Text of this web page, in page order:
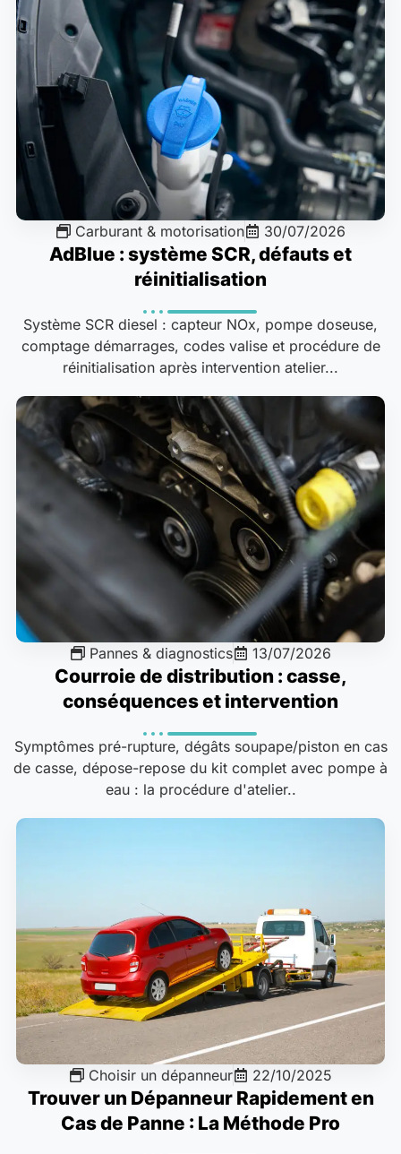
Carburant & motorisation 30/07/2026
AdBlue : système SCR, défauts et
réinitialisation
Système SCR diesel : capteur NOx, pompe doseuse,
comptage démarrages, codes valise et procédure de
réinitialisation après intervention atelier...
Pannes & diagnostics 13/07/2026
Courroie de distribution : casse,
conséquences et intervention
Symptômes pré-rupture, dégâts soupape/piston en cas
de casse, dépose-repose du kit complet avec pompe à
eau : la procédure d'atelier..
Choisir un dépanneur 22/10/2025
Trouver un Dépanneur Rapidement en
Cas de Panne : La Méthode Pro